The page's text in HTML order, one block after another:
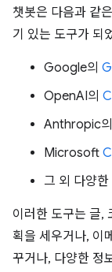
챗봇은 다음과 같
기 있는 도구가 되
Google의
OpenAI의
Anthropic의
Microsoft
그 외 다양
이러한 도구는 글,
획을 세우거나, 이
꾸거나, 다양한 정